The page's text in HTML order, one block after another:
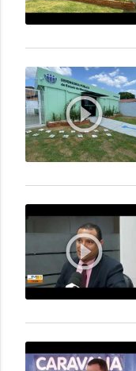
play_circle_outline
play_circle_outline